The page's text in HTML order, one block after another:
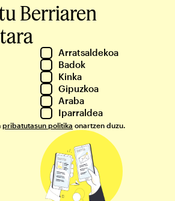
Berriaren
Arratsaldekoa
Badok
Kinka
Gipuzkoa
Araba
Iparraldea
pribatutasun politika onartzen duzu.